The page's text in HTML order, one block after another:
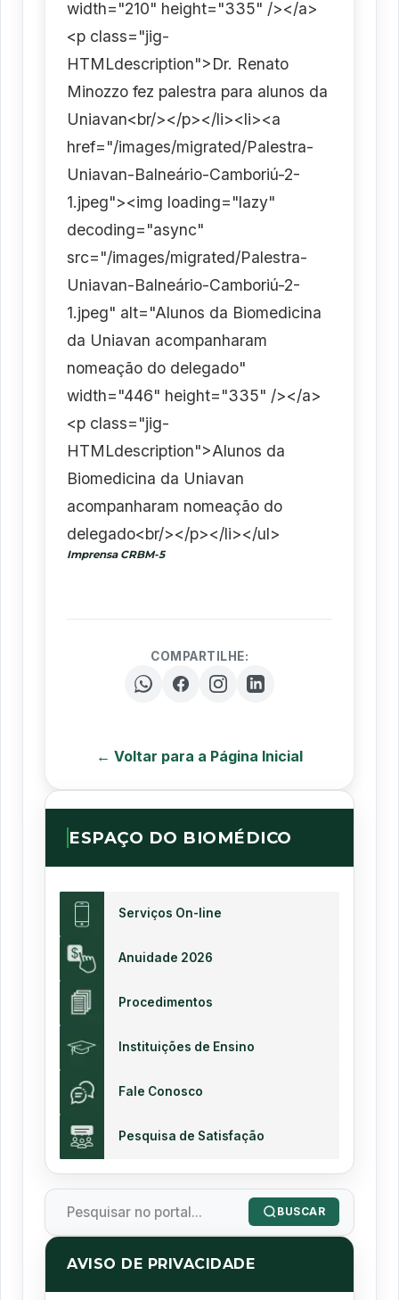
width="210" height="335" /></a>
<p class="jig-
HTMLdescription">Dr. Renato
Minozzo fez palestra para alunos da
Uniavan<br/></p></li><li><a
href="/images/migrated/Palestra-
Uniavan-Balneário-Camboriú-2-
1.jpeg"><img loading="lazy"
decoding="async"
src="/images/migrated/Palestra-
Uniavan-Balneário-Camboriú-2-
1.jpeg" alt="Alunos da Biomedicina
da Uniavan acompanharam
nomeação do delegado"
width="446" height="335" /></a>
<p class="jig-
HTMLdescription">Alunos da
Biomedicina da Uniavan
acompanharam nomeação do
delegado<br/></p></li></ul>
Imprensa CRBM-5
COMPARTILHE:
← Voltar para a Página Inicial
ESPAÇO DO BIOMÉDICO
Serviços On-line
Anuidade 2026
Procedimentos
Instituições de Ensino
Fale Conosco
Pesquisa de Satisfação
BUSCAR
AVISO DE PRIVACIDADE